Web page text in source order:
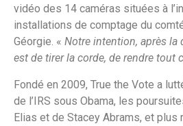
vidéo des 14 caméras situées à
installations de comptage du
Géorgie. « Notre intention, après la
est de tirer la corde, de rendre tout
Fondé en 2009, True the Vote a
de l’IRS sous Obama, les
Elias et de Stacey Abrams, et plus